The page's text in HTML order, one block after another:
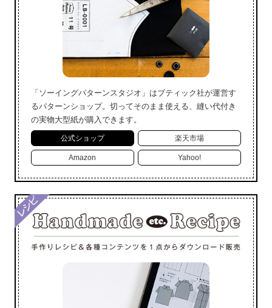
「ソーイングパターンスタジオ」はブティック社が運営す
るパターンショップ。切ってそのまま使える、縫い代付き
の実物大型紙が購入できます。
公式ショップ 楽天市場
Amazon Yahoo!